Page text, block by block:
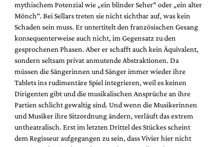
mythischem Potenzial wie „ein blinder Seher“ oder „ein alter
Mönch“. Bei Sellars treten sie nicht sichtbar auf, was kein
Schaden sein muss. Er untertitelt den französischen Gesang
konsequenterweise auch nicht, im Gegensatz zu den
gesprochenen Phasen. Aber er schafft auch kein Äquivalent,
sondern seltsam privat anmutende Abstraktionen. Da
müssen die Sängerinnen und Sänger immer wieder ihre
Tablets ins rudimentäre Spiel integrieren, weil es keinen
Dirigenten gibt und die musikalischen Ansprüche an ihre
Partien schlicht gewaltig sind. Und wenn die Musikerinnen
und Musiker ihre Sitzordnung ändern, verläuft das extrem
untheatralisch. Erst im letzten Drittel des Stückes scheint
dem Regisseur aufgegangen zu sein, dass Vivier hier nicht